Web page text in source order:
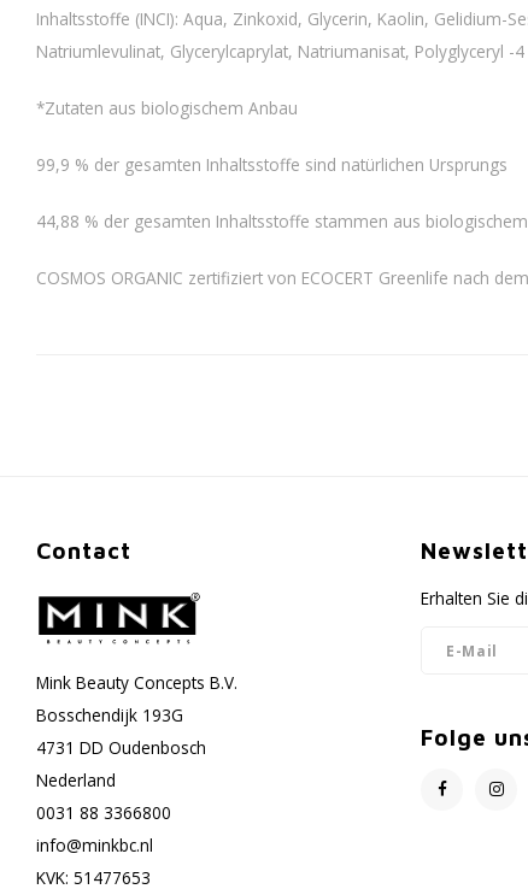
Inhaltsstoffe (INCI): Aqua, Zinkoxid, Glycerin, Kaolin,
Natriumlevulinat, Glycerylcaprylat, Natriumanisat, Polyglyceryl
*Zutaten aus biologischem Anbau
99,9 % der gesamten Inhaltsstoffe sind natürlichen Ursprungs
44,88 % der gesamten Inhaltsstoffe stammen aus
COSMOS ORGANIC zertifiziert von ECOCERT Greenlife nach
Contact
Mink Beauty Concepts B.V.
Bosschendijk 193G
4731 DD Oudenbosch
Nederland
0031 88 3366800
info@minkbc.nl
KVK: 51477653
Erhalten Sie
Folge